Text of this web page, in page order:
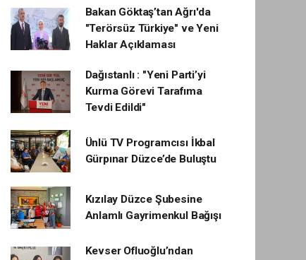
Bakan Göktaş’tan Ağrı'da
"Terörsüz Türkiye" ve Yeni
Haklar Açıklaması
Dağıstanlı : "Yeni Parti’yi
Kurma Görevi Tarafıma
Tevdi Edildi"
Ünlü TV Programcısı İkbal
Gürpınar Düzce’de Buluştu
Kızılay Düzce Şubesine
Anlamlı Gayrimenkul Bağışı
Kevser Ofluoğlu’ndan